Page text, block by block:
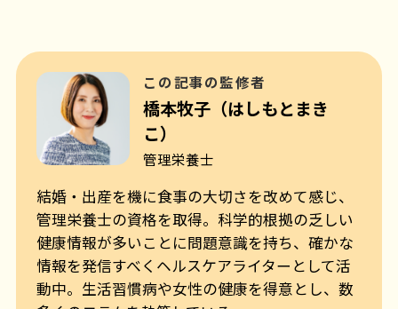
この記事の監修者
橋本牧子（はしもとまき
こ）
管理栄養士
結婚・出産を機に食事の大切さを改めて感じ、
管理栄養士の資格を取得。科学的根拠の乏しい
健康情報が多いことに問題意識を持ち、確かな
情報を発信すべくヘルスケアライターとして活
動中。生活習慣病や女性の健康を得意とし、数